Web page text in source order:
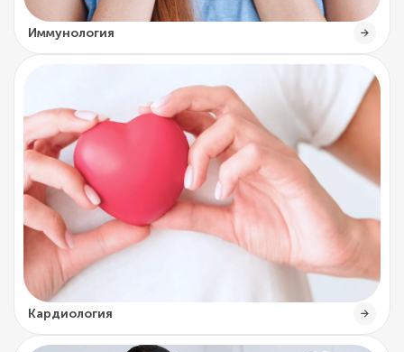
Иммунология
Кардиология